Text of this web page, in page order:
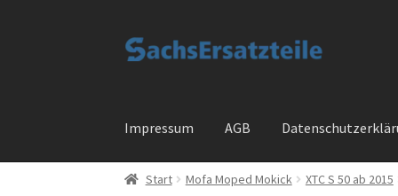
Zur
Zum
Impressum AGB
StartAGB DatenschutzerklärungImpressum
Start Mofa Moped Mokick XTC S 50 ab 2015